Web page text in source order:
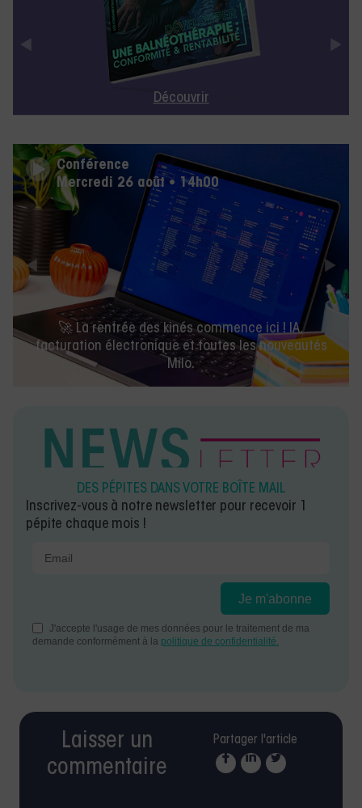
Découvrir
Conférence
Mercredi 26 août • 14h00
🚀 La rentrée des kinés commence ici ! IA,
facturation électronique et toutes les nouveautés
Milo.
DES PÉPITES DANS VOTRE BOÎTE MAIL
Inscrivez-vous à notre newsletter pour recevoir 1
pépite chaque mois !
Laisser un
commentaire
Partager l'article